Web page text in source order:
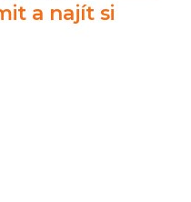
a najít si